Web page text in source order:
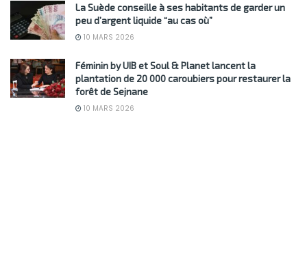
La Suède conseille à ses habitants de garder un
peu d’argent liquide “au cas où”
10 MARS 2026
Féminin by UIB et Soul & Planet lancent la
plantation de 20 000 caroubiers pour restaurer la
forêt de Sejnane
10 MARS 2026